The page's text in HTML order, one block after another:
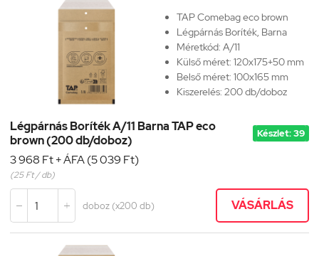
TAP Comebag eco brown
Légpárnás Boríték, Barna
Méretkód: A/11
Külső méret: 120x175+50 mm
Belső méret: 100x165 mm
Kiszerelés: 200 db/doboz
Légpárnás Boríték A/11 Barna TAP eco
brown (200 db/doboz)
Készlet: 39
3 968 Ft + ÁFA (5 039 Ft)
(25 Ft / db)
  doboz (x200 db) VÁSÁRLÁS